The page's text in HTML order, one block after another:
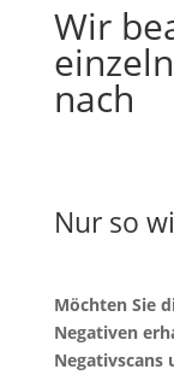
Wir
nach
Nur so
Möchten Sie
Negativen
Negativscans